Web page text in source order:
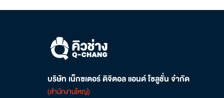
บริษัท เน็กซเตอร์ ดิจิตอล แอนด์ โซลูชั่น จำกัด
(สำนักงานใหญ่)